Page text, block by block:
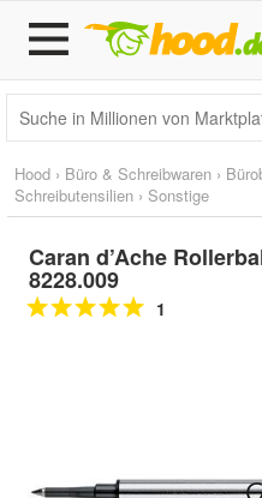
Hood › Büro & Schreibwaren ›
Schreibutensilien › Sonstige
Caran d’Ache
8228.009
1